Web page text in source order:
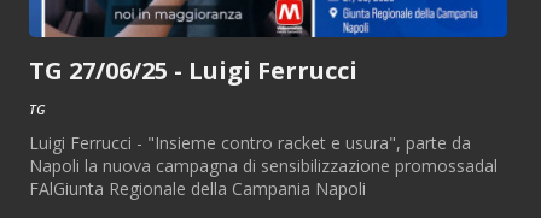
TG 27/06/25 - Luigi Ferrucci
TG
Luigi Ferrucci - "Insieme contro racket e usura", parte da
Napoli la nuova campagna di sensibilizzazione promossadal
FAlGiunta Regionale della Campania Napoli